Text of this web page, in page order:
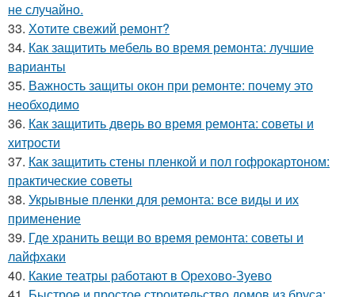
не случайно.
33. Хотите свежий ремонт?
34. Как защитить мебель во время ремонта: лучшие
варианты
35. Важность защиты окон при ремонте: почему это
необходимо
36. Как защитить дверь во время ремонта: советы и
хитрости
37. Как защитить стены пленкой и пол гофрокартоном:
практические советы
38. Укрывные пленки для ремонта: все виды и их
применение
39. Где хранить вещи во время ремонта: советы и
лайфхаки
40. Какие театры работают в Орехово-Зуево